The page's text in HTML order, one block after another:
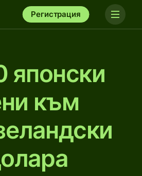
Регистрация
японски
към